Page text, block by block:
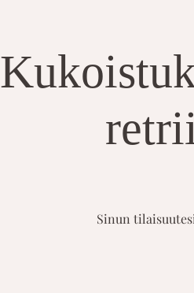
Sinun